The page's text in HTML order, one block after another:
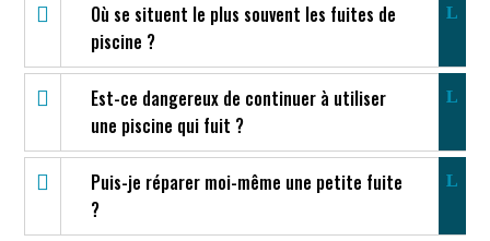
Où se situent le plus souvent les fuites de
piscine ?
Est-ce dangereux de continuer à utiliser
une piscine qui fuit ?
Puis-je réparer moi-même une petite fuite
?